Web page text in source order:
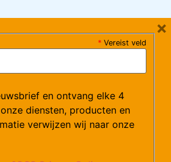
08:30-16:00 uur)
* Vereist veld
en ontvang elke 4
diensten, producten en
verwijzen wij naar onze
×